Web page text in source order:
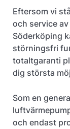
Eftersom vi
och service
Söderköping
störningsfri
totaltgaranti
dig största
Som en
och endast